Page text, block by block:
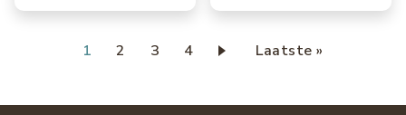
PagineringHuidige
1 Page
2 Page
3 Page
4
Laatste
Laatste »